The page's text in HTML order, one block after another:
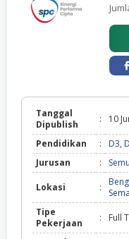
Tanggal
Dipublish
: 10
Pendidikan : D3,
Jurusan
:
Lokasi :
Tipe
Pekerjaan
: Full